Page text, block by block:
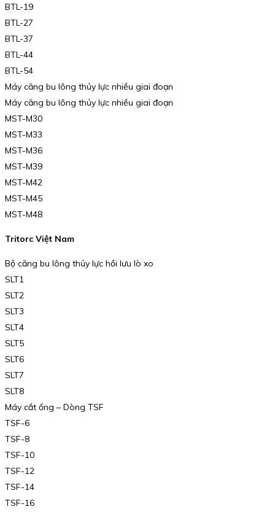
BTL-19
BTL-27
BTL-37
BTL-44
BTL-54
Máy căng bu lông thủy lực nhiều giai đoạn
Máy căng bu lông thủy lực nhiều giai đoạn
MST-M30
MST-M33
MST-M36
MST-M39
MST-M42
MST-M45
MST-M48
Tritorc Việt Nam
Bộ căng bu lông thủy lực hồi lưu lò xo
SLT1
SLT2
SLT3
SLT4
SLT5
SLT6
SLT7
SLT8
Máy cắt ống – Dòng TSF
TSF-6
TSF-8
TSF-10
TSF-12
TSF-14
TSF-16